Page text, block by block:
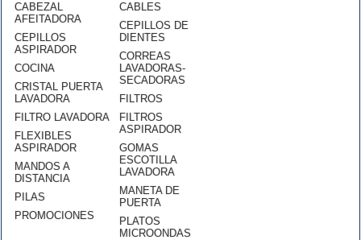
CABEZAL
AFEITADORA
CEPILLOS
ASPIRADOR
COCINA
CRISTAL PUERTA
LAVADORA
FILTRO LAVADORA
FLEXIBLES
ASPIRADOR
MANDOS A
DISTANCIA
PILAS
PROMOCIONES
CABLES
CEPILLOS DE
DIENTES
CORREAS
LAVADORAS-
SECADORAS
FILTROS
FILTROS
ASPIRADOR
GOMAS
ESCOTILLA
LAVADORA
MANETA DE
PUERTA
PLATOS
MICROONDAS